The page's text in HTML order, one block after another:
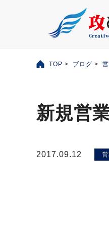
TOP > ブログ >
新規営
2017.09.12